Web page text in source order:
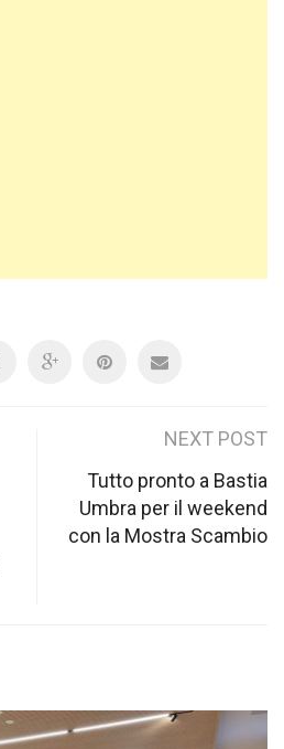
NEXT POST
Tutto pronto a Bastia
Umbra per il weekend
con la Mostra Scambio